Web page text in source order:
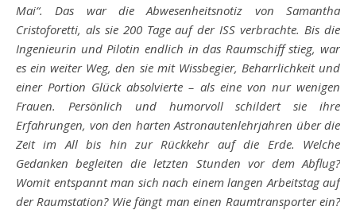
Mai“. Das war die Abwesenheitsnotiz von Samantha
Cristoforetti, als sie 200 Tage auf der ISS verbrachte. Bis die
Ingenieurin und Pilotin endlich in das Raumschiff stieg, war
es ein weiter Weg, den sie mit Wissbegier, Beharrlichkeit und
einer Portion Glück absolvierte – als eine von nur wenigen
Frauen. Persönlich und humorvoll schildert sie ihre
Erfahrungen, von den harten Astronautenlehrjahren über die
Zeit im All bis hin zur Rückkehr auf die Erde. Welche
Gedanken begleiten die letzten Stunden vor dem Abflug?
Womit entspannt man sich nach einem langen Arbeitstag auf
der Raumstation? Wie fängt man einen Raumtransporter ein?